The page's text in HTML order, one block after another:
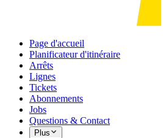
Page d'accueil
Planificateur d'itinéraire
Arrêts
Lignes
Tickets
Abonnements
Jobs
Questions & Contact
Plus